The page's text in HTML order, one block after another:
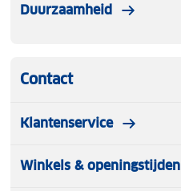
Duurzaamheid
Contact
Klantenservice
Winkels & openingstijden